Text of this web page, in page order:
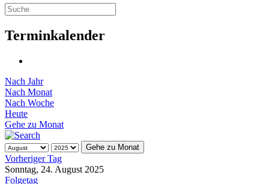
Terminkalender
Nach Jahr
Nach Monat
Nach Woche
Heute
Gehe zu Monat
Gehe zu Monat
Vorheriger Tag
Sonntag, 24. August 2025
Folgetag